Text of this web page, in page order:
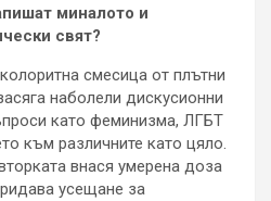
миналото и
свят?
смесица от плътни
наболели дискусионни
като феминизма, ЛГБТ
към различните като цяло.
внася умерена доза
усещане за